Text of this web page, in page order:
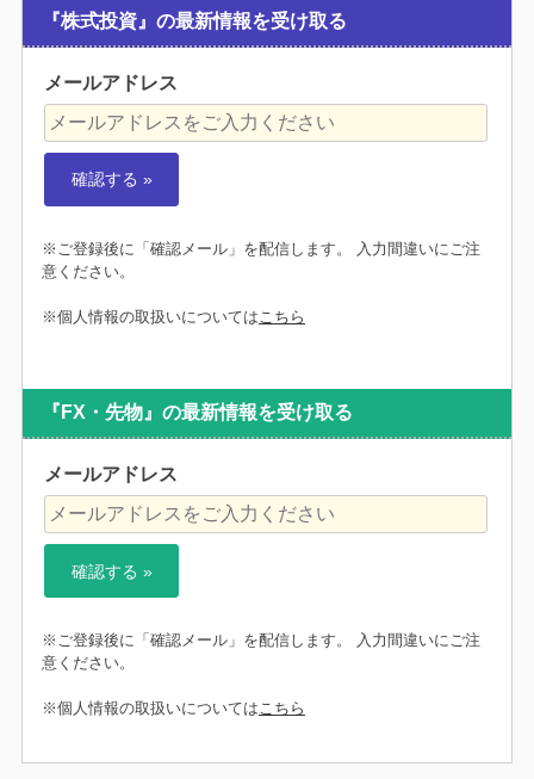
『株式投資』の最新情報を受け取る
メールアドレス
※ご登録後に「確認メール」を配信します。 入力間違いにご注
意ください。
※個人情報の取扱いについてはこちら
『FX・先物』の最新情報を受け取る
メールアドレス
※ご登録後に「確認メール」を配信します。 入力間違いにご注
意ください。
※個人情報の取扱いについてはこちら